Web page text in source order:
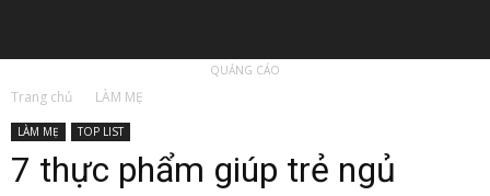
QUẢNG CÁO
Trang chủ LÀM MẸ
LÀM MẸ TOP LIST